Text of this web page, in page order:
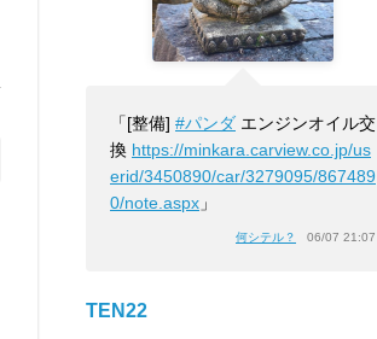
「[整備] #パンダ エンジンオイル交
換 https://minkara.carview.co.jp/us
erid/3450890/car/3279095/867489
0/note.aspx 」
何シテル？ 06/07 21:07
TEN22